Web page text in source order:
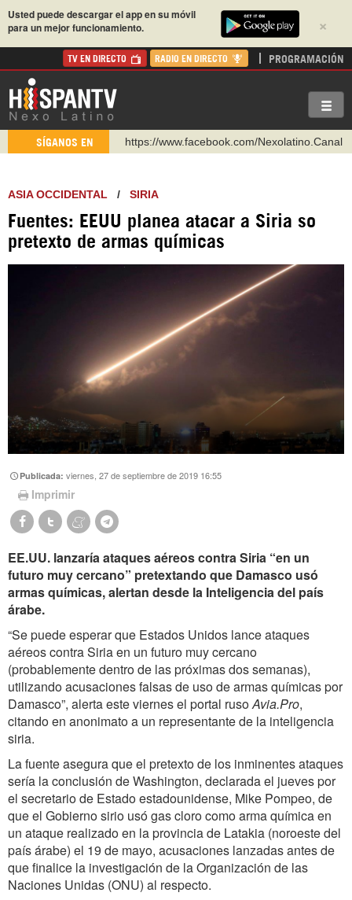
×
Usted puede descargar el app en su móvil
para un mejor funcionamiento.
TV EN DIRECTO RADIO EN DIRECTO PROGRAMACIÓN
SÍGANOS EN https://www.facebook.com/Nexolatino.Canal
https://www.youtube.com/@nexo_latino
https://t.me/hispantvcanal
https://urmedium.com/c/hispantv
WhatsApp y Viber: +98 921 79 29 404
ASIA OCCIDENTAL / SIRIA
Fuentes: EEUU planea atacar a Siria so
pretexto de armas químicas
Publicada:viernes, 27 de septiembre de 2019 16:55
Imprimir
EE.UU. lanzaría ataques aéreos contra Siria “en un
futuro muy cercano” pretextando que Damasco usó
armas químicas, alertan desde la Inteligencia del país
árabe.
“Se puede esperar que Estados Unidos lance ataques
aéreos contra Siria en un futuro muy cercano
(probablemente dentro de las próximas dos semanas),
utilizando acusaciones falsas de uso de armas químicas por
Damasco”, alerta este viernes el portal rusoAvia.Pro,
citando en anonimato a un representante de la inteligencia
siria.
La fuente asegura que el pretexto de los inminentes ataques
sería la conclusión de Washington, declarada el jueves por
el secretario de Estado estadounidense, Mike Pompeo, de
que el Gobierno sirio usó gas cloro como arma química en
un ataque realizado en la provincia de Latakia (noroeste del
país árabe) el 19 de mayo, acusaciones lanzadas antes de
que finalice la investigación de la Organización de las
Naciones Unidas (ONU) al respecto.